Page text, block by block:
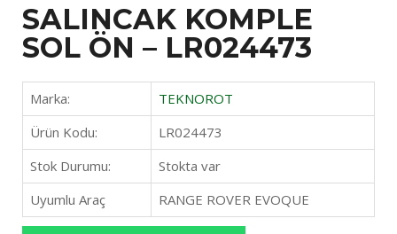
SALINCAK KOMPLE
SOL ÖN – LR024473
Marka:
TEKNOROT
Ürün Kodu:
LR024473
Stok Durumu:
Stokta var
Uyumlu Araç
RANGE ROVER EVOQUE